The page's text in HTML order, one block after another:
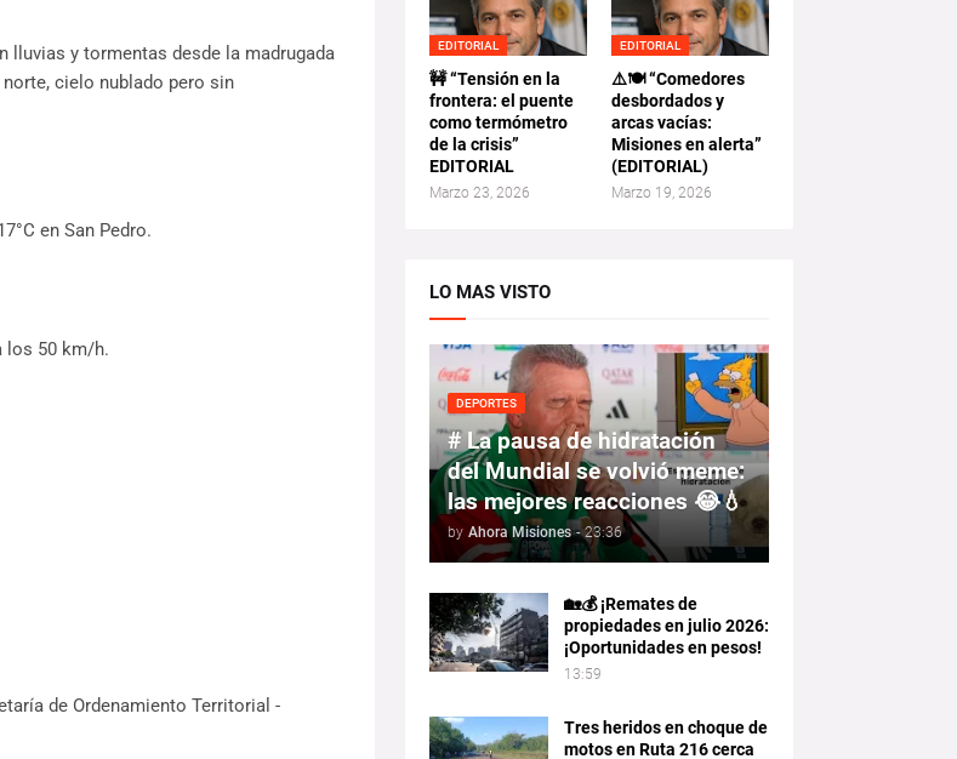
y tormentas desde la madrugada
cielo nublado pero sin
en San Pedro.
los 50 km/h.
de Ordenamiento Territorial -
EDITORIAL
🚧 “Tensión en la
frontera: el puente
como termómetro
de la crisis”
EDITORIAL
Marzo 23, 2026
EDITORIAL
⚠️🍽️ “Comedores
desbordados y
arcas vacías:
Misiones en alerta”
(EDITORIAL)
Marzo 19, 2026
LO MAS VISTO
DEPORTES
# La pausa de hidratación
del Mundial se volvió meme:
las mejores reacciones 😂💧
by Ahora Misiones - 23:36
🏡💰 ¡Remates de
propiedades en julio 2026:
¡Oportunidades en pesos!
13:59
Tres heridos en choque de
motos en Ruta 216 cerca